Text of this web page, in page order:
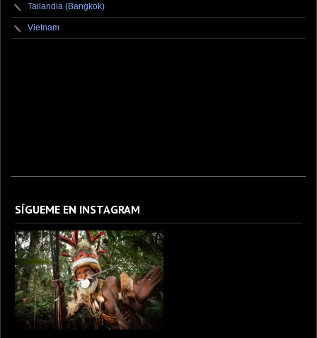
Tailandia (Bangkok)
Vietnam
SÍGUEME EN INSTAGRAM